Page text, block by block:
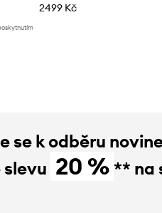
2499 Kč
se k odběru
20 % ** na